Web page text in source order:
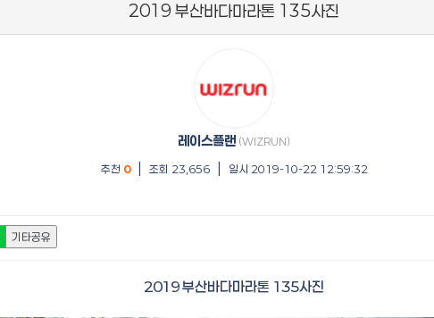
2019 부산바다마라톤 135사진
레이스플랜 (WIZRUN)
추천 0 조회 23,656 일시 2019-10-22 12:59:32
기타공유
2019 부산바다마라톤 135사진